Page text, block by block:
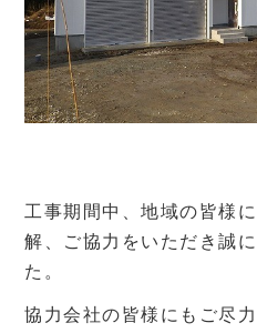
工事期間中、地域の皆様
解、ご協力をいただき誠
た。
協力会社の皆様にもご尽